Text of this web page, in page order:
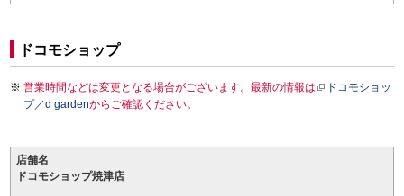
ドコモショップ
営業時間などは変更となる場合がございます。最新の情報は
ドコモショッ
プ／d gardenからご確認ください。
店舗名
ドコモショップ焼津店